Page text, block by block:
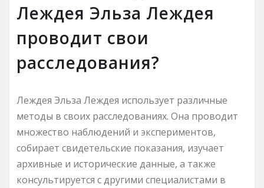
Леждея Эльза Леждея
проводит свои
расследования?
Леждея Эльза Леждея использует различные
методы в своих расследованиях. Она проводит
множество наблюдений и экспериментов,
собирает свидетельские показания, изучает
архивные и исторические данные, а также
консультируется с другими специалистами в